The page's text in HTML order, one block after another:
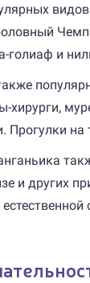
голиаф и
хирурги,
Прогулки
и других